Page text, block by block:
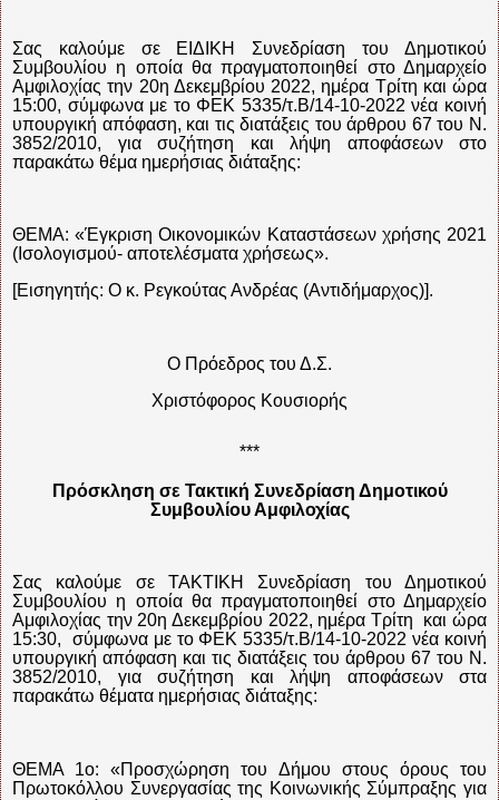
Σας καλούμε σε ΕΙΔΙΚΗ Συνεδρίαση του Δημοτικού
Συμβουλίου η οποία θα πραγματοποιηθεί στο Δημαρχείο
Αμφιλοχίας την 20η Δεκεμβρίου 2022, ημέρα Τρίτη και ώρα
15:00, σύμφωνα με το ΦΕΚ 5335/τ.Β/14-10-2022 νέα κοινή
υπουργική απόφαση, και τις διατάξεις του άρθρου 67 του Ν.
3852/2010, για συζήτηση και λήψη αποφάσεων στο
παρακάτω θέμα ημερήσιας διάταξης:
ΘΕΜΑ: «Έγκριση Οικονομικών Καταστάσεων χρήσης 2021
(Ισολογισμού- αποτελέσματα χρήσεως».
[Εισηγητής: Ο κ. Ρεγκούτας Ανδρέας (Αντιδήμαρχος)].
Ο Πρόεδρος του Δ.Σ.
Χριστόφορος Κουσιορής
***
Πρόσκληση σε Τακτική Συνεδρίαση Δημοτικού
Συμβουλίου Αμφιλοχίας
Σας καλούμε σε ΤΑΚΤΙΚΗ Συνεδρίαση του Δημοτικού
Συμβουλίου η οποία θα πραγματοποιηθεί στο Δημαρχείο
Αμφιλοχίας την 20η Δεκεμβρίου 2022, ημέρα Τρίτη
και ώρα
15:30,
σύμφωνα με το ΦΕΚ 5335/τ.Β/14-10-2022 νέα κοινή
υπουργική απόφαση και τις διατάξεις του άρθρου 67 του Ν.
3852/2010, για συζήτηση και λήψη αποφάσεων στα
παρακάτω θέματα ημερήσιας διάταξης:
ΘΕΜΑ 1ο: «Προσχώρηση του Δήμου στους όρους του
Πρωτοκόλλου Συνεργασίας της Κοινωνικής Σύμπραξης για